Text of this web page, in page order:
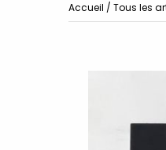
Accueil / Tous les